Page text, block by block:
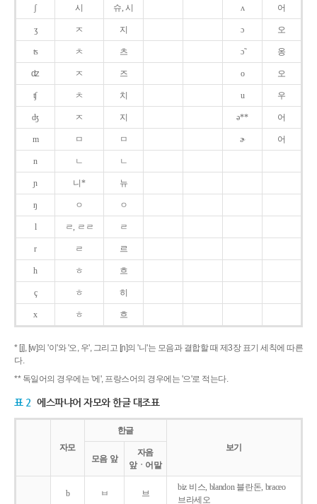
ʃ 시 슈, 시 ʌ 어
ʒ ㅈ 지 ɔ 오
ʦ ㅊ 츠 ɔ̃ 옹
ʣ ㅈ 즈 o 오
ʧ ㅊ 치 u 우
ʤ ㅈ 지 ə** 어
m ㅁ ㅁ ɚ 어
n ㄴ ㄴ
ɲ 니* 뉴
ŋ ㅇ ㅇ
l ㄹ, ㄹㄹ ㄹ
r ㄹ 르
h ㅎ 흐
ç ㅎ 히
x ㅎ 흐
* [j], [w]의 '이'와 '오, 우', 그리고 [ɲ]의 '니'는 모음과 결합할 때 제3장 표기 세칙에 따른
다.
** 독일어의 경우에는 '에', 프랑스어의 경우에는 '으'로 적는다.
표 2 에스파냐어 자모와 한글 대조표
자모
한글
보기
모음 앞
자음
앞ㆍ어말
b ㅂ 브
biz 비스, blandon 블란돈, braceo
브라세오